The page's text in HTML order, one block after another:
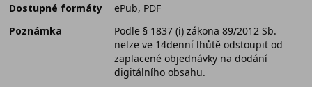
Dostupné formáty
ePub, PDF
Poznámka
Podle § 1837 (i) zákona 89/2012 Sb.
nelze ve 14denní lhůtě odstoupit od
zaplacené objednávky na dodání
digitálního obsahu.